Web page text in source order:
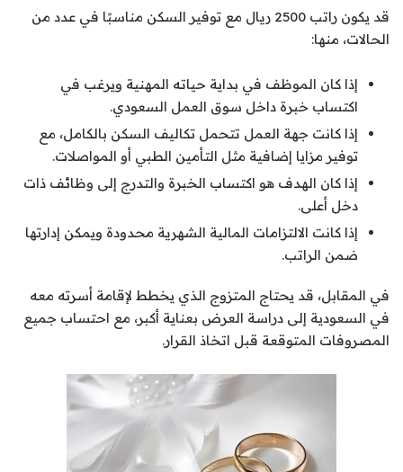
قد يكون راتب 2500 ريال مع توفير السكن مناسبًا في عدد من
الحالات، منها:
إذا كان الموظف في بداية حياته المهنية ويرغب في
اكتساب خبرة داخل سوق العمل السعودي.
إذا كانت جهة العمل تتحمل تكاليف السكن بالكامل، مع
توفير مزايا إضافية مثل التأمين الطبي أو المواصلات.
إذا كان الهدف هو اكتساب الخبرة والتدرج إلى وظائف ذات
دخل أعلى.
إذا كانت الالتزامات المالية الشهرية محدودة ويمكن إدارتها
ضمن الراتب.
في المقابل، قد يحتاج المتزوج الذي يخطط لإقامة أسرته معه
في السعودية إلى دراسة العرض بعناية أكبر، مع احتساب جميع
المصروفات المتوقعة قبل اتخاذ القرار.